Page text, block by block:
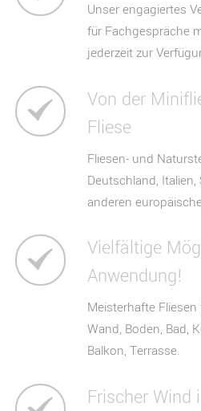
Unser engagiertes
für Fachgespräche
jederzeit zur
Von der
Fliese
Fliesen- und
Deutschland,
anderen
Vielfältige
Anwendung!
Meisterhafte
Wand, Boden, Bad,
Balkon, Terrasse.
Frischer Wind